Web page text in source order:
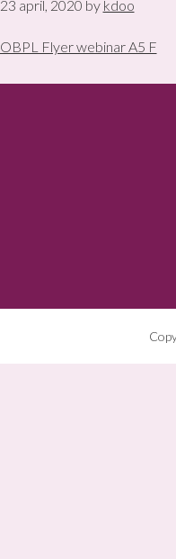
23 april, 2020 by kdoo
OBPL Flyer webinar A5 F